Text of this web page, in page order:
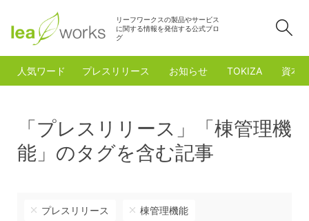
リーフワークスの製品やサービス
に関する情報を発信する公式ブロ
グ
人気ワード プレスリリース お知らせ TOKIZA 資本
「プレスリリース」「棟管理機
能」のタグを含む記事
プレスリリース 棟管理機能